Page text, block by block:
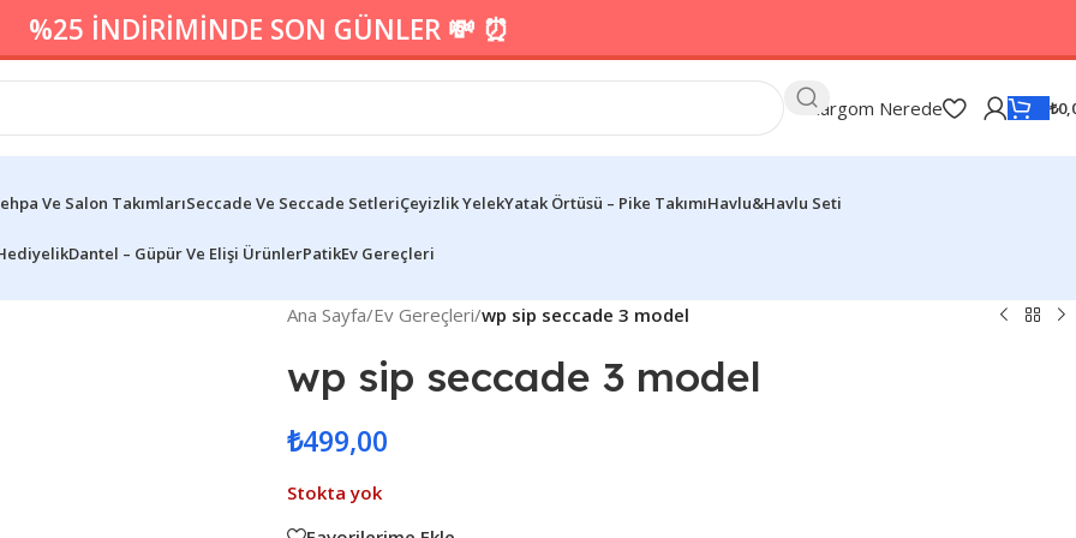
%25 İNDİRİMİNDE SON GÜNLER 💸 ⏰
Kargom Nerede ₺
Ve Salon TakımlarıSeccade Ve Seccade SetleriÇeyizlik YelekYatak Örtüsü – Pike TakımıHavlu&Havlu Seti
Dantel – Güpür Ve Elişi ÜrünlerPatikEv Gereçleri
Ana Sayfa/Ev Gereçleri/wp sip seccade 3 model
wp sip seccade 3 model
₺499,00
Stokta yok